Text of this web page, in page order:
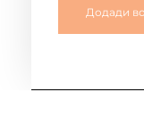
Додади